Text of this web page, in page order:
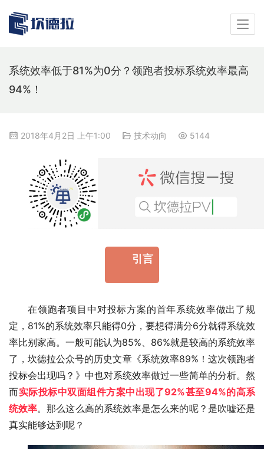
系统效率低于81%为0分？领跑者投标系统效率最高
94%！
2018年4月2日 上午1:00 技术动向 5144
引言
在领跑者项目中对投标方案的首年系统效率做出了规
定，81%的系统效率只能得0分，要想得满分6分就得系统效
率比别家高。一般可能认为85%、86%就是较高的系统效率
了，坎德拉公众号的历史文章《系统效率89%！这次领跑者
投标会出现吗？》中也对系统效率做过一些简单的分析。然
而实际投标中双面组件方案中出现了92%甚至94%的高系
统效率。那么这么高的系统效率是怎么来的呢？是吹嘘还是
真实能够达到呢？